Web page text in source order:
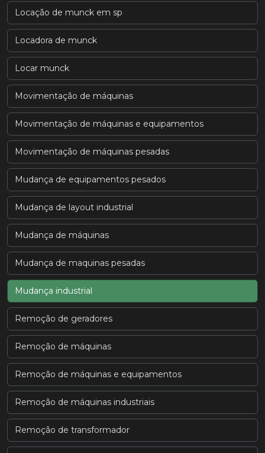
Locação de munck em sp
Locadora de munck
Locar munck
Movimentação de máquinas
Movimentação de máquinas e equipamentos
Movimentação de máquinas pesadas
Mudança de equipamentos pesados
Mudança de layout industrial
Mudança de máquinas
Mudança de maquinas pesadas
Mudança industrial
Remoção de geradores
Remoção de máquinas
Remoção de máquinas e equipamentos
Remoção de máquinas industriais
Remoção de transformador